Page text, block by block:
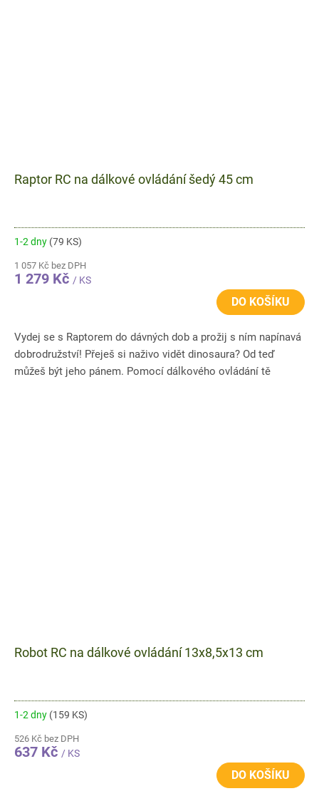
Raptor RC na dálkové ovládání šedý 45 cm
1-2 dny (79 KS)
1 057 Kč bez DPH
1 279 Kč / KS
DO KOŠÍKU
Vydej se s Raptorem do dávných dob a prožij s ním napínavá
dobrodružství! Přeješ si naživo vidět dinosaura? Od teď
můžeš být jeho pánem. Pomocí dálkového ovládání tě
Robot RC na dálkové ovládání 13x8,5x13 cm
1-2 dny (159 KS)
526 Kč bez DPH
637 Kč / KS
DO KOŠÍKU